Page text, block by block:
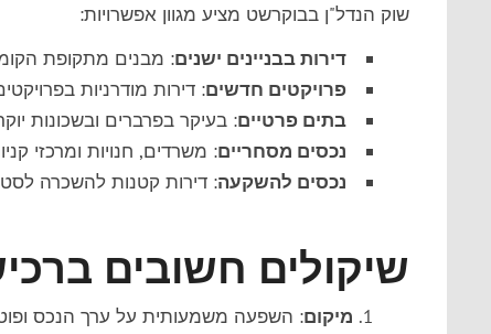
שוק הנדל"ן בבוקרשט מציע מגוון אפשרויות:
דירות בבניינים ישנים: מבנים מתקופת
פרויקטים חדשים: דירות מודרניות
בתים פרטיים: בעיקר בפרברים ובשכונות
נכסים מסחריים: משרדים, חנויות ומרכזי
נכסים להשקעה: דירות קטנות להשכרה
שיקולים חשובים
מיקום: השפעה משמעותית על ערך הנכס